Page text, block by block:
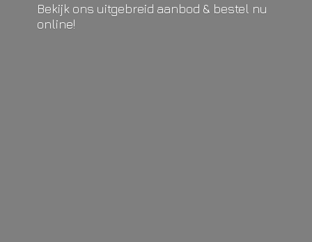
Bekijk ons uitgebreid aanbod & bestel nu
online!